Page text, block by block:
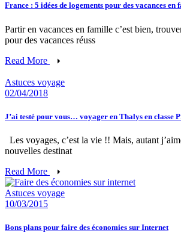
France : 5 idées de logements pour des vacances en
Partir en vacances en famille c’est bien,
pour des vacances réuss
Read More
Astuces voyage
02/04/2018
J’ai testé pour vous… voyager en Thalys en classe
Les voyages, c’est la vie !! Mais, autant
nouvelles destinat
Read More
Astuces voyage
10/03/2015
Bons plans pour faire des économies sur Internet